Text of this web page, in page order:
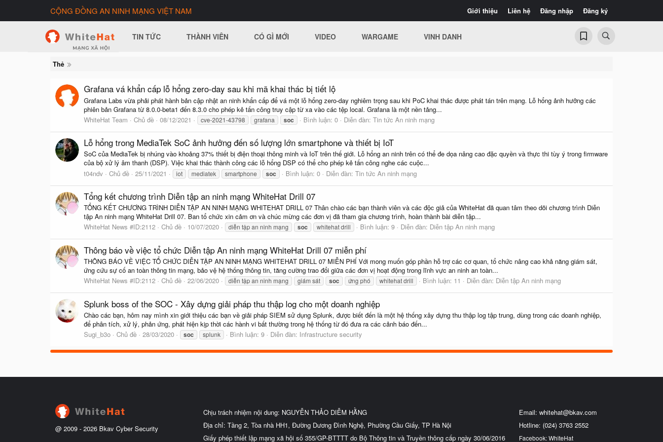
Giới thiệu Liên hệ Đăng nhập Đăng ký
CỘNG ĐỒNG AN NINH MẠNG VIỆT NAM
TIN TỨC THÀNH VIÊN CÓ GÌ MỚI VIDEO WARGAME VINH DANH
Thẻ
Grafana vá khẩn cấp lỗ hổng zero-day sau khi mã khai thác bị tiết lộ
Grafana Labs vừa phải phát hành bản cập nhật an ninh khẩn cấp để vá một lỗ hổng zero-day nghiêm trọng sau khi PoC khai thác được phát tán trên mạng. Lỗ hổng ảnh hưởng các
phiên bản Grafana từ 8.0.0-beta1 đến 8.3.0 cho phép kẻ tấn công truy cập từ xa vào các tệp local. Grafana là một nền tảng...
WhiteHat Team
Chủ đề 08/12/2021 cve-2021-43798 grafana soc Bình luận: 0 Diễn đàn: Tin tức An ninh mạng
Lỗ hổng trong MediaTek SoC ảnh hưởng đến số lượng lớn smartphone và thiết bị IoT
SoC của MediaTek bị nhúng vào khoảng 37% thiết bị điện thoại thông minh và IoT trên thế giới. Lỗ hổng an ninh trên có thể đe dọa nâng cao đặc quyền và thực thi tùy ý trong firmware
của bộ xử lý âm thanh (DSP). Việc khai thác thành công các lỗ hổng DSP có thể cho phép kẻ tấn công nghe các cuộc...
t04ndv
Chủ đề 25/11/2021 iot mediatek smartphone soc Bình luận: 0 Diễn đàn: Tin tức An ninh mạng
Tổng kết chương trình Diễn tập an ninh mạng WhiteHat Drill 07
TỔNG KẾT CHƯƠNG TRÌNH DIỄN TẬP AN NINH MẠNG WHITEHAT DRILL 07 Thân chào các bạn thành viên và các độc giả của WhiteHat đã quan tâm theo dõi chương trình Diễn
tập An ninh mạng WhiteHat Drill 07. Ban tổ chức xin cảm ơn và chúc mừng các đơn vị đã tham gia chương trình, hoàn thành bài diễn tập...
WhiteHat News #ID:2112
Chủ đề 10/07/2020 diễn tập an ninh mạng soc whitehat drill Bình luận: 9 Diễn đàn: Diễn tập An ninh mạng
Thông báo về việc tổ chức Diễn tập An ninh mạng WhiteHat Drill 07 miễn phí
THÔNG BÁO VỀ VIỆC TỔ CHỨC DIỄN TẬP AN NINH MẠNG WHITEHAT DRILL 07 MIỄN PHÍ Với mong muốn góp phần hỗ trợ các cơ quan, tổ chức nâng cao khả năng giám sát,
ứng cứu sự cố an toàn thông tin mạng, bảo vệ hệ thống thông tin, tăng cường trao đổi giữa các đơn vị hoạt động trong lĩnh vực an ninh an toàn...
WhiteHat News #ID:2112
Chủ đề 22/06/2020 diễn tập an ninh mạng giám sát soc ứng phó whitehat drill Bình luận: 11 Diễn đàn: Diễn tập An ninh mạng
Splunk boss of the SOC - Xây dựng giải pháp thu thập log cho một doanh nghiệp
Chào các bạn, hôm nay mình xin giới thiệu các bạn về giải pháp SIEM sử dụng Splunk, được biết đến là một hệ thống xây dựng thu thập log tập trung, dùng trong các doanh nghiệp,
để phân tích, xử lý, phản ứng, phát hiện kịp thời các hành vi bất thường trong hệ thống từ đó đưa ra các cảnh báo đến...
Sugi_b3o
Chủ đề 28/03/2020 soc splunk Bình luận: 9 Diễn đàn: Infrastructure security
@ 2009 - 2026 Bkav Cyber Security
Chịu trách nhiệm nội dung: NGUYỄN THẢO DIỄM HẰNG
Địa chỉ: Tầng 2, Tòa nhà HH1, Đường Dương Đình Nghệ, Phường Cầu Giấy, TP Hà Nội
Giấy phép thiết lập mạng xã hội số 355/GP-BTTTT do Bộ Thông tin và Truyền thông cấp ngày 30/06/2016
Email: whitehat@bkav.com
Hotline: (024) 3763 2552
Facebook: WhiteHat